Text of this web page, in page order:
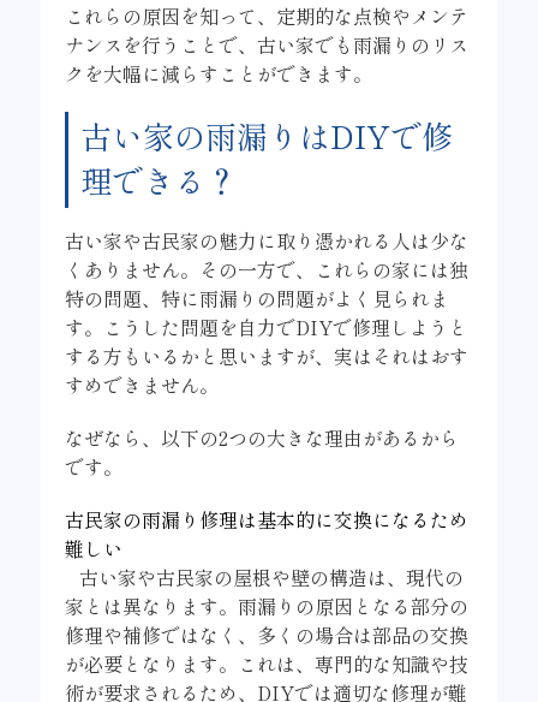
これらの原因を知って、定期的な点検やメンテ
ナンスを行うことで、古い家でも雨漏りのリス
クを大幅に減らすことができます。
古い家の雨漏りはDIYで修
理できる？
古い家や古民家の魅力に取り憑かれる人は少な
くありません。その一方で、これらの家には独
特の問題、特に雨漏りの問題がよく見られま
す。こうした問題を自力でDIYで修理しようと
する方もいるかと思いますが、実はそれはおす
すめできません。
なぜなら、以下の2つの大きな理由があるから
です。
古民家の雨漏り修理は基本的に交換になるため
難しい
古い家や古民家の屋根や壁の構造は、現代の
家とは異なります。雨漏りの原因となる部分の
修理や補修ではなく、多くの場合は部品の交換
が必要となります。これは、専門的な知識や技
術が要求されるため、DIYでは適切な修理が難